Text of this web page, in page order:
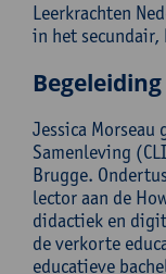
Leerkrachten
in het secundair,
Begeleiding
Jessica Morseau
Samenleving
Brugge.
lector aan de
didactiek en
de verkorte
educatieve